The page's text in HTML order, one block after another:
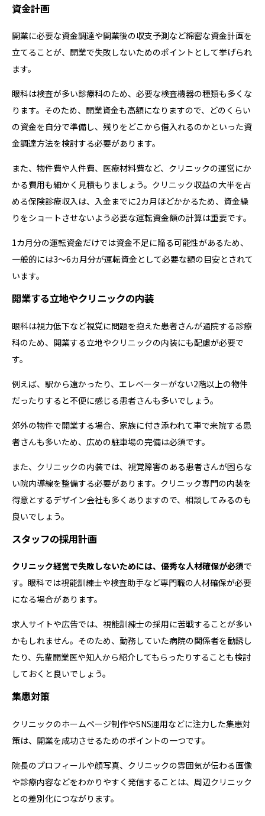
資金計画
開業に必要な資金調達や開業後の収支予測など綿密な資金計画を
立てることが、開業で失敗しないためのポイントとして挙げられ
ます。
眼科は検査が多い診療科のため、必要な検査機器の種類も多くな
ります。そのため、開業資金も高額になりますので、どのくらい
の資金を自分で準備し、残りをどこから借入れるのかといった資
金調達方法を検討する必要があります。
また、物件費や人件費、医療材料費など、クリニックの運営にか
かる費用も細かく見積もりましょう。クリニック収益の大半を占
める保険診療収入は、入金までに2カ月ほどかかるため、資金繰
りをショートさせないよう必要な運転資金額の計算は重要です。
1カ月分の運転資金だけでは資金不足に陥る可能性があるため、
一般的には3〜6カ月分が運転資金として必要な額の目安とされて
います。
開業する立地やクリニックの内装
眼科は視力低下など視覚に問題を抱えた患者さんが通院する診療
科のため、開業する立地やクリニックの内装にも配慮が必要で
す。
例えば、駅から遠かったり、エレベーターがない2階以上の物件
だったりすると不便に感じる患者さんも多いでしょう。
郊外の物件で開業する場合、家族に付き添われて車で来院する患
者さんも多いため、広めの駐車場の完備は必須です。
また、クリニックの内装では、視覚障害のある患者さんが困らな
い院内導線を整備する必要があります。クリニック専門の内装を
得意とするデザイン会社も多くありますので、相談してみるのも
良いでしょう。
スタッフの採用計画
クリニック経営で失敗しないためには、優秀な人材確保が必須で
す。眼科では視能訓練士や検査助手など専門職の人材確保が必要
になる場合があります。
求人サイトや広告では、視能訓練士の採用に苦戦することが多い
かもしれません。そのため、勤務していた病院の関係者を勧誘し
たり、先輩開業医や知人から紹介してもらったりすることも検討
しておくと良いでしょう。
集患対策
クリニックのホームページ制作やSNS運用などに注力した集患対
策は、開業を成功させるためのポイントの一つです。
院長のプロフィールや顔写真、クリニックの雰囲気が伝わる画像
や診療内容などをわかりやすく発信することは、周辺クリニック
との差別化につながります。